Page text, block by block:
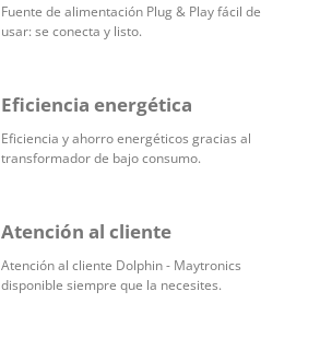
Fuente de alimentación Plug & Play fácil de
usar: se conecta y listo.
Eficiencia energética
Eficiencia y ahorro energéticos gracias al
transformador de bajo consumo.
Atención al cliente
Atención al cliente Dolphin - Maytronics
disponible siempre que la necesites.